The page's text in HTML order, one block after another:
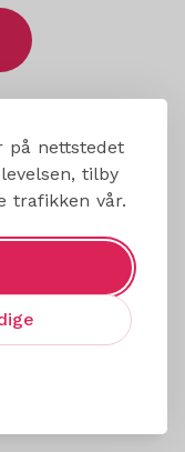
på nettstedet
tilby
trafikken vår.